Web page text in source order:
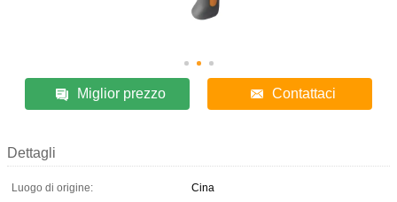
Miglior prezzo Contattaci
Dettagli
Luogo di origine:
Cina